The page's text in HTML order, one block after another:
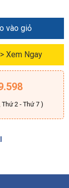
vào giỏ
Xem Ngay
Thứ 2 - Thứ 7 )